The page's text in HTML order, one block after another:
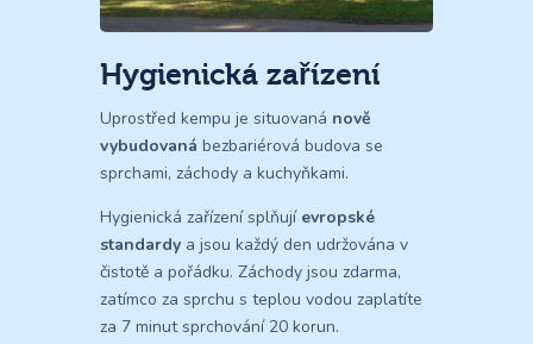
Hygienická zařízení
Uprostřed kempu je situovaná nově
vybudovaná bezbariérová budova se
sprchami, záchody a kuchyňkami.
Hygienická zařízení splňují evropské
standardy a jsou každý den udržována v
čistotě a pořádku. Záchody jsou zdarma,
zatímco za sprchu s teplou vodou zaplatíte
za 7 minut sprchování 20 korun.